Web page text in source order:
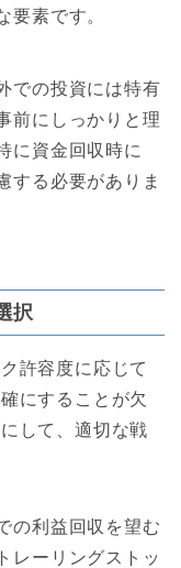
要素です。
での投資には特有
前にしっかりと理
に資金回収時に
する必要がありま
択
許容度に応じて
にすることが欠
して、適切な戦
の利益回収を望む
レーリングストッ